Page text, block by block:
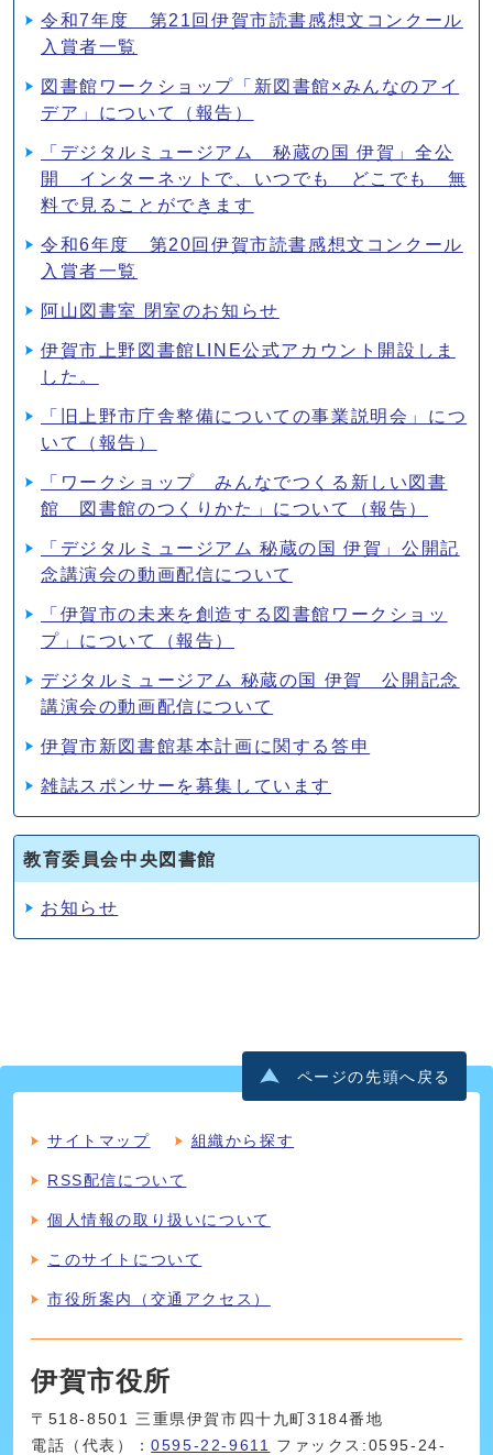
令和7年度 第21回伊賀市読書感想文コンクール
入賞者一覧
図書館ワークショップ「新図書館×みんなのアイ
デア」について（報告）
「デジタルミュージアム 秘蔵の国 伊賀」全公
開 インターネットで、いつでも どこでも 無
料で見ることができます
令和6年度 第20回伊賀市読書感想文コンクール
入賞者一覧
阿山図書室 閉室のお知らせ
伊賀市上野図書館LINE公式アカウント開設しま
した。
「旧上野市庁舎整備についての事業説明会」につ
いて（報告）
「ワークショップ みんなでつくる新しい図書
館 図書館のつくりかた」について（報告）
「デジタルミュージアム 秘蔵の国 伊賀」公開記
念講演会の動画配信について
「伊賀市の未来を創造する図書館ワークショッ
プ」について（報告）
デジタルミュージアム 秘蔵の国 伊賀 公開記念
講演会の動画配信について
伊賀市新図書館基本計画に関する答申
雑誌スポンサーを募集しています
教育委員会中央図書館
お知らせ
ページの先頭へ戻る
サイトマップ 組織から探す
RSS配信について
個人情報の取り扱いについて
このサイトについて
市役所案内（交通アクセス）
伊賀市役所
〒518-8501 三重県伊賀市四十九町3184番地
電話（代表）：0595-22-9611 ファックス:0595-24-